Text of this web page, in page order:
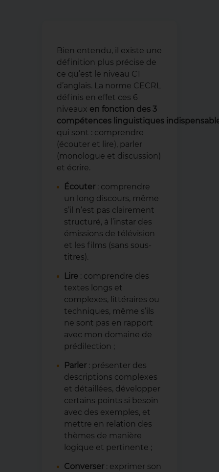
Bien entendu, il existe une
définition plus précise de
ce qu’est le niveau C1
d’anglais. La norme CECRL
définis en effet ces 6
niveaux en fonction des 3
compétences linguistiques
qui sont : comprendre
(écouter et lire), parler
(monologue et discussion)
et écrire.
Écouter : comprendre
un long discours, même
s’il n’est pas clairement
structuré, à l’instar des
émissions de télévision
et les films (sans sous-
titres).
Lire : comprendre des
textes longs et
complexes, littéraires ou
techniques, même s’ils
ne sont pas en rapport
avec mon domaine de
prédilection ;
Parler : présenter des
descriptions complexes
et détaillées, développer
certains points si besoin
avec des exemples, et
mettre en relation des
thèmes de manière
logique et pertinente ;
Converser : exprimer son